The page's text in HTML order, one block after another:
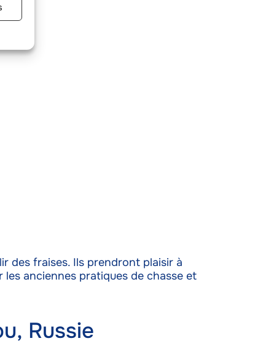
des fraises. Ils prendront plaisir à
les anciennes pratiques de chasse et
Russie